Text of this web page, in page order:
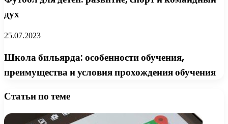
дух
25.07.2023
Школа бильярда: особенности обучения,
преимущества и условия прохождения обучения
Статьи по теме